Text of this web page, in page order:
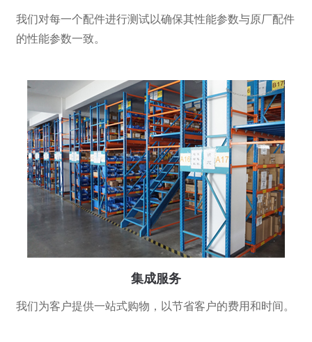
我们对每一个配件进行测试以确保其性能参数与原厂配件
的性能参数一致。
集成服务
我们为客户提供一站式购物，以节省客户的费用和时间。